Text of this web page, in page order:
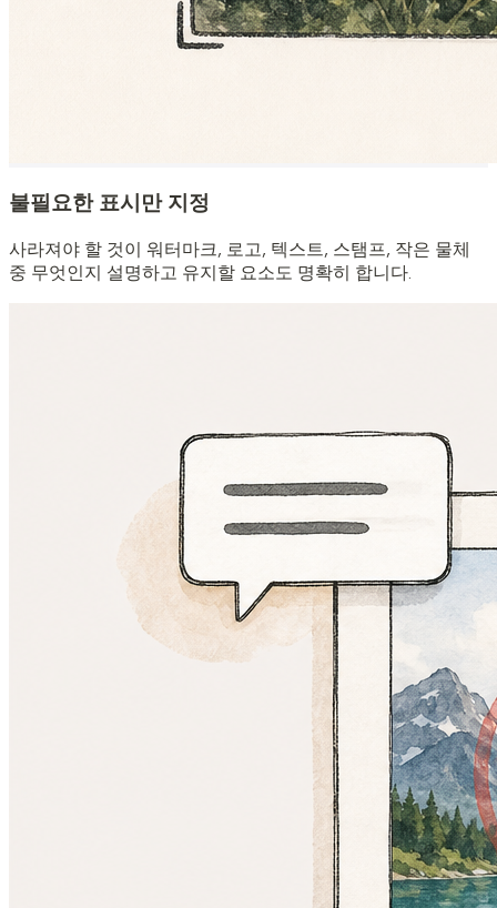
불필요한 표시만 지정
사라져야 할 것이 워터마크, 로고, 텍스트, 스탬프, 작은 물체
중 무엇인지 설명하고 유지할 요소도 명확히 합니다.